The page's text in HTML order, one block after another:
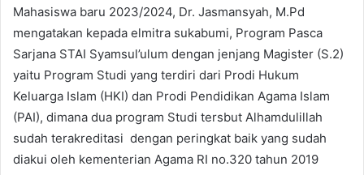
Mahasiswa baru 2023/2024, Dr. Jasmansyah, M.Pd
mengatakan kepada elmitra sukabumi, Program Pasca
Sarjana STAI Syamsul’ulum dengan jenjang Magister (S.2)
yaitu Program Studi yang terdiri dari Prodi Hukum
Keluarga Islam (HKI) dan Prodi Pendidikan Agama Islam
(PAI), dimana dua program Studi tersbut Alhamdulillah
sudah terakreditasi dengan peringkat baik yang sudah
diakui oleh kementerian Agama RI no.320 tahun 2019